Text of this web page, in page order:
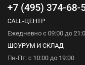
+7 (495) 374-68-
CALL-ЦЕНТР
Ежедневно с 09:00 до
ШОУРУМ И СКЛАД
Пн-Пт: с 10:00 до 19:00